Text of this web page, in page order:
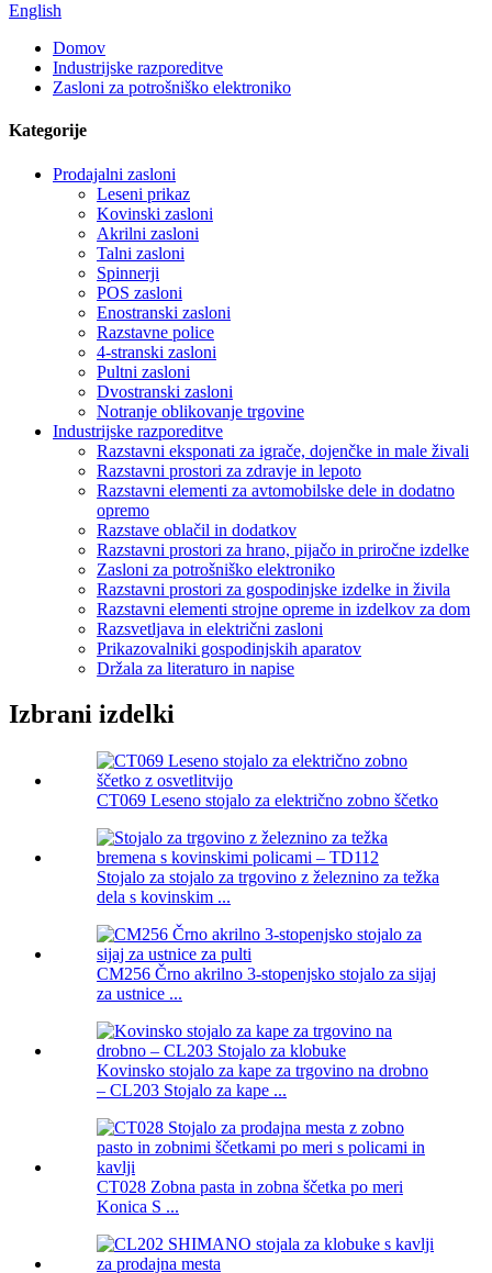
English
Domov
Industrijske razporeditve
Zasloni za potrošniško elektroniko
Kategorije
Prodajalni zasloni
Leseni prikaz
Kovinski zasloni
Akrilni zasloni
Talni zasloni
Spinnerji
POS zasloni
Enostranski zasloni
Razstavne police
4-stranski zasloni
Pultni zasloni
Dvostranski zasloni
Notranje oblikovanje trgovine
Industrijske razporeditve
Razstavni eksponati za igrače, dojenčke in male živali
Razstavni prostori za zdravje in lepoto
Razstavni elementi za avtomobilske dele in dodatno
opremo
Razstave oblačil in dodatkov
Razstavni prostori za hrano, pijačo in priročne izdelke
Zasloni za potrošniško elektroniko
Razstavni prostori za gospodinjske izdelke in živila
Razstavni elementi strojne opreme in izdelkov za dom
Razsvetljava in električni zasloni
Prikazovalniki gospodinjskih aparatov
Držala za literaturo in napise
Izbrani izdelki
CT069 Leseno stojalo za električno zobno ščetko
Stojalo za stojalo za trgovino z železnino za težka
dela s kovinskim ...
CM256 Črno akrilno 3-stopenjsko stojalo za sijaj
za ustnice ...
Kovinsko stojalo za kape za trgovino na drobno
– CL203 Stojalo za kape ...
CT028 Zobna pasta in zobna ščetka po meri
Konica S ...